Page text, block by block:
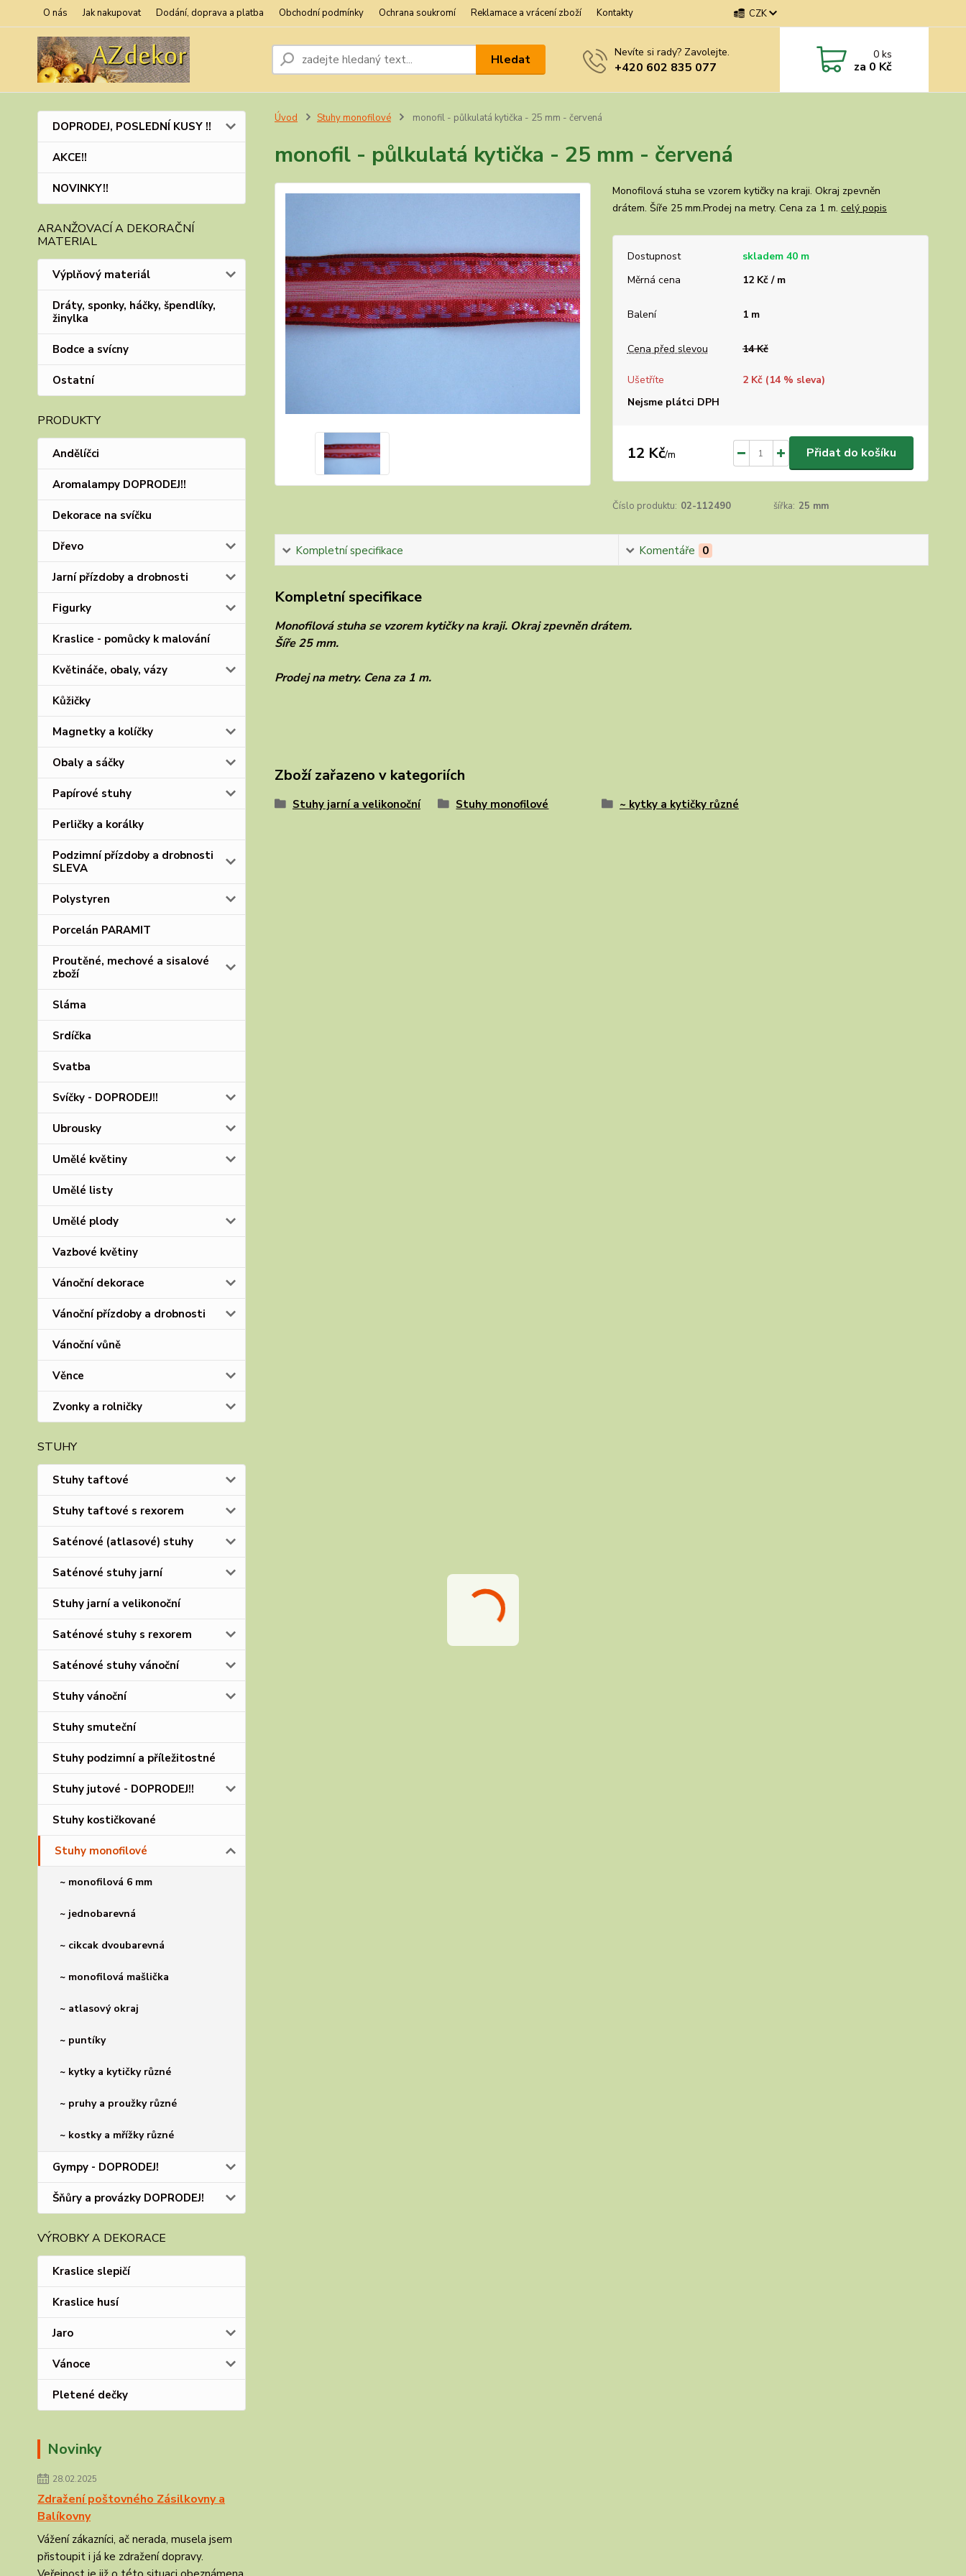
O nás Jak nakupovat Dodání, doprava a platba Obchodní podmínky Ochrana soukromí Reklamace a vrácení zboží Kontakty CZK
Hledat Nevíte si rady? Zavolejte.
+420 602 835 077
0ks
za 0 Kč
DOPRODEJ, POSLEDNÍ KUSY !!
AKCE!!
NOVINKY!!
ARANŽOVACÍ A DEKORAČNÍ
MATERIAL
Výplňový materiál
Dráty, sponky, háčky, špendlíky,
žinylka
Bodce a svícny
Ostatní
PRODUKTY
Andělíčci
Aromalampy DOPRODEJ!!
Dekorace na svíčku
Dřevo
Jarní přízdoby a drobnosti
Figurky
Kraslice - pomůcky k malování
Květináče, obaly, vázy
Kůžičky
Magnetky a kolíčky
Obaly a sáčky
Papírové stuhy
Perličky a korálky
Podzimní přízdoby a drobnosti
SLEVA
Polystyren
Porcelán PARAMIT
Proutěné, mechové a sisalové
zboží
Sláma
Srdíčka
Svatba
Svíčky - DOPRODEJ!!
Ubrousky
Umělé květiny
Umělé listy
Umělé plody
Vazbové květiny
Vánoční dekorace
Vánoční přízdoby a drobnosti
Vánoční vůně
Věnce
Zvonky a rolničky
STUHY
Stuhy taftové
Stuhy taftové s rexorem
Saténové (atlasové) stuhy
Saténové stuhy jarní
Stuhy jarní a velikonoční
Saténové stuhy s rexorem
Saténové stuhy vánoční
Stuhy vánoční
Stuhy smuteční
Stuhy podzimní a příležitostné
Stuhy jutové - DOPRODEJ!!
Stuhy kostičkované
Stuhy monofilové
~ monofilová 6 mm
~ jednobarevná
~ cikcak dvoubarevná
~ monofilová mašlička
~ atlasový okraj
~ puntíky
~ kytky a kytičky různé
~ pruhy a proužky různé
~ kostky a mřížky různé
Gympy - DOPRODEJ!
Šňůry a provázky DOPRODEJ!
VÝROBKY A DEKORACE
Kraslice slepičí
Kraslice husí
Jaro
Vánoce
Pletené dečky
Novinky
28.02.2025
Zdražení poštovného Zásilkovny a
Balíkovny
Vážení zákazníci, ač nerada, musela jsem
přistoupit i já ke zdražení dopravy.
Úvod Stuhy monofilové monofil - půlkulatá kytička - 25 mm - červená
monofil - půlkulatá kytička - 25 mm - červená
Monofilová stuha se vzorem kytičky na kraji. Okraj zpevněn
drátem. Šíře 25 mm.Prodej na metry. Cena za 1 m. celý popis
Dostupnost
skladem 40 m
Měrná cena
12 Kč / m
Balení 1 m
Cena před slevou 14 Kč
Ušetříte 2 Kč (14% sleva)
Nejsme plátci DPH
12 Kč/m Přidat do košíku
Číslo produktu: 02-112490 šířka: 25 mm
Kompletní specifikace Komentáře 0
Kompletní specifikace
Monofilová stuha se vzorem kytičky na kraji. Okraj zpevněn drátem.
Šíře 25 mm.
Prodej na metry. Cena za 1 m.
Zboží zařazeno v kategoriích
Stuhy jarní a velikonoční Stuhy monofilové ~ kytky a kytičky různé